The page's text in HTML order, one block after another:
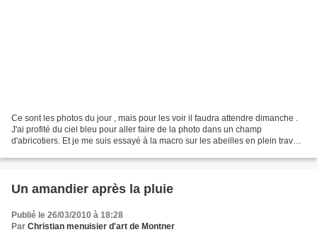
Ce sont les photos du jour , mais pour les voir il faudra attendre dimanche .
J'ai profité du ciel bleu pour aller faire de la photo dans un champ
d'abricotiers. Et je me suis essayé à la macro sur les abeilles en plein travail
Un amandier après la pluie
Publié le 26/03/2010 à 18:28
Par Christian menuisier d'art de Montner